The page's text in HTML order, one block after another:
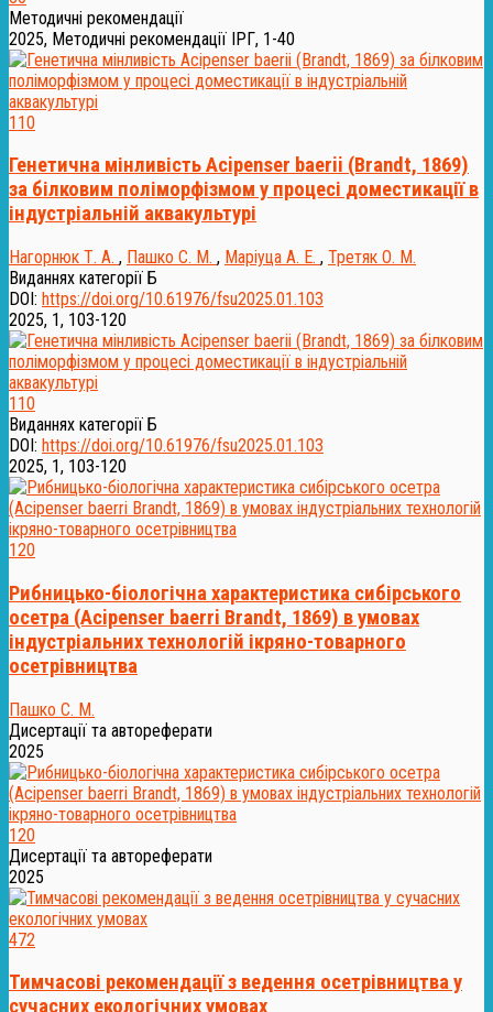
Методичні рекомендації
2025, Методичні рекомендації ІРГ, 1-40
110
Генетична мінливість Acipenser baerii (Brandt, 1869)
за білковим поліморфізмом у процесі доместикації в
індустріальній аквакультурі
Нагорнюк Т. А. , Пашко С. М. , Маріуца А. Е. , Третяк О. М.
Виданнях категорії Б
DOI: https://doi.org/10.61976/fsu2025.01.103
2025, 1, 103-120
110
Виданнях категорії Б
DOI: https://doi.org/10.61976/fsu2025.01.103
2025, 1, 103-120
120
Рибницько-біологічна характеристика сибірського
осетра (Acipenser baerri Brandt, 1869) в умовах
індустріальних технологій ікряно-товарного
осетрівництва
Пашко С. М.
Дисертації та автореферати
2025
120
Дисертації та автореферати
2025
472
Тимчасові рекомендації з ведення осетрівництва у
сучасних екологічних умовах